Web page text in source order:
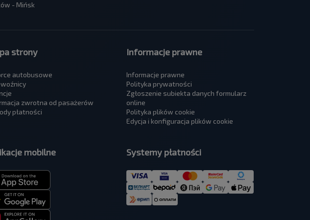
- Mińsk
strony
autobusowe
zwrotna od pasażerów
płatności
Informacje prawne
Informacje prawne
Polityka prywatności
Zgłoszenie subiekta danych formularz
online
Polityka plików cookie
Edycja i konfiguracja plików cookie
mobilne Systemy płatności